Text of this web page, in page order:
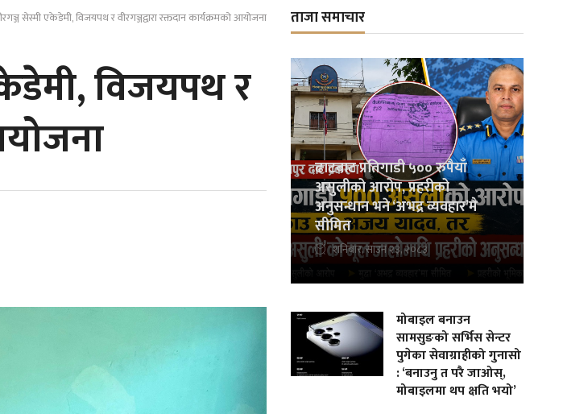
सेस्मी एकेडेमी, विजयपथ र वीरगञ्जद्वारा रक्तदान कार्यक्रमको आयोजना
विजयपथ र
ताजा समाचार
ढाटबाट प्रतिगाडी ५०० रुपैयाँ
असुलीको आरोप, प्रहरीको
अनुसन्धान भने ‘अभद्र व्यवहार’मै
सीमित
शनिबार, साउन २३, २०८३
मोबाइल बनाउन
सामसुङको सर्भिस सेन्टर
पुगेका सेवाग्राहीको गुनासो
: ‘बनाउनु त परै जाओस्,
मोबाइलमा थप क्षति भयो’